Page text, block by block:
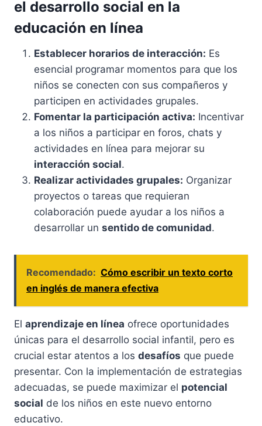
el desarrollo social en la
educación en línea
Establecer horarios de interacción: Es
esencial programar momentos para que los
niños se conecten con sus compañeros y
participen en actividades grupales.
Fomentar la participación activa: Incentivar
a los niños a participar en foros, chats y
actividades en línea para mejorar su
interacción social.
Realizar actividades grupales: Organizar
proyectos o tareas que requieran
colaboración puede ayudar a los niños a
desarrollar un sentido de comunidad.
Recomendado: Cómo escribir un texto corto
en inglés de manera efectiva
El aprendizaje en línea ofrece oportunidades
únicas para el desarrollo social infantil, pero es
crucial estar atentos a los desafíos que puede
presentar. Con la implementación de estrategias
adecuadas, se puede maximizar el potencial
social de los niños en este nuevo entorno
educativo.